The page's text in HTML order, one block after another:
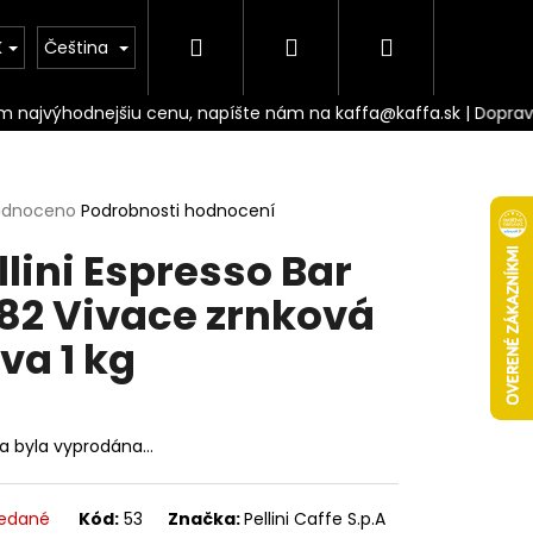
Doprava
Čeština Hledat PřihlášeníNákupní
košík
Podrobnosti hodnocení
Espresso Bar
Vivace zrnková
1 kg
byla vyprodána…
Kód: 53 Značka:Pellini Caffe S.p.A
CREMA PREMIUM